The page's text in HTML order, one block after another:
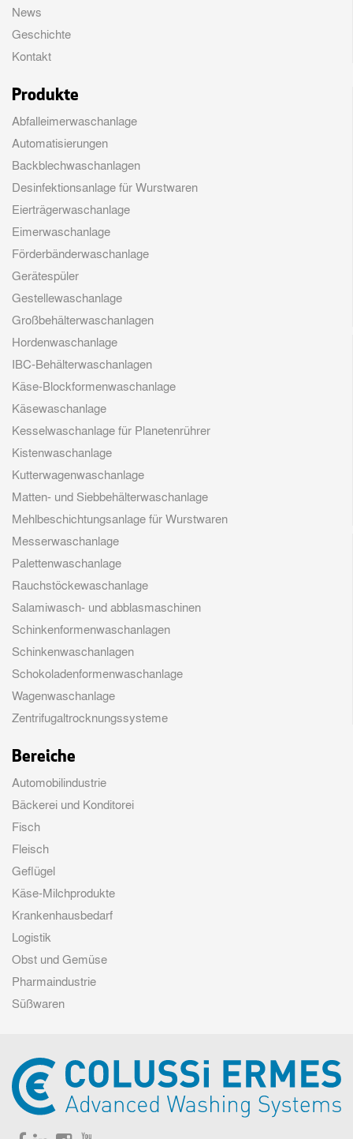
News
Geschichte
Kontakt
Produkte
Abfalleimerwaschanlage
Automatisierungen
Backblechwaschanlagen
Desinfektionsanlage für Wurstwaren
Eierträgerwaschanlage
Eimerwaschanlage
Förderbänderwaschanlage
Gerätespüler
Gestellewaschanlage
Großbehälterwaschanlagen
Hordenwaschanlage
IBC-Behälterwaschanlagen
Käse-Blockformenwaschanlage
Käsewaschanlage
Kesselwaschanlage für Planetenrührer
Kistenwaschanlage
Kutterwagenwaschanlage
Matten- und Siebbehälterwaschanlage
Mehlbeschichtungsanlage für Wurstwaren
Messerwaschanlage
Palettenwaschanlage
Rauchstöckewaschanlage
Salamiwasch- und abblasmaschinen
Schinkenformenwaschanlagen
Schinkenwaschanlagen
Schokoladenformenwaschanlage
Wagenwaschanlage
Zentrifugaltrocknungssysteme
Bereiche
Automobilindustrie
Bäckerei und Konditorei
Fisch
Fleisch
Geflügel
Käse-Milchprodukte
Krankenhausbedarf
Logistik
Obst und Gemüse
Pharmaindustrie
Süßwaren